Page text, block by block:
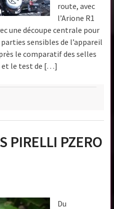
route, avec
l’Arione R1
une découpe centrale pour
sensibles de l’appareil
le comparatif des selles
et le test de […]
PIRELLI PZERO
Du